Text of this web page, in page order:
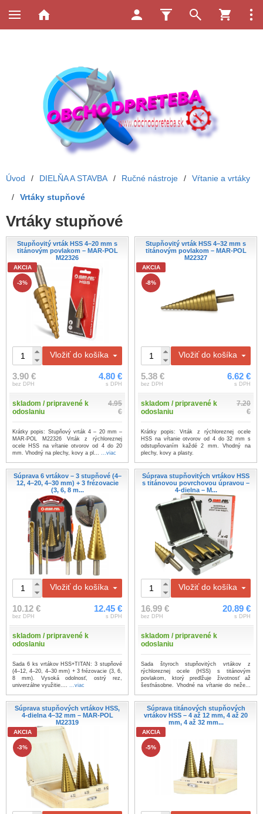
Úvod / DIELŇA A STAVBA / Ručné nástroje /
Vŕtanie a vrtáky
/
Vrtáky stupňové
Vrtáky stupňové
Stupňovitý vrták HSS 4–20 mm s
titánovým povlakom – MAR-POL
M22326
AKCIA
-3%
Vložiť do košíka
3.90 €
bez DPH
4.80 €
s DPH
skladom / pripravené k
odoslaniu
4.95
€
Krátky popis: Stupňový vrták 4 – 20 mm –
MAR-POL M22326 Vrták z rýchloreznej
ocele HSS na vŕtanie otvorov od 4 do 20
mm. Vhodný na plechy, kovy a pl... ...viac
Stupňovitý vrták HSS 4–32 mm s
titánovým povlakom – MAR-POL
M22327
AKCIA
-8%
Vložiť do košíka
5.38 €
bez DPH
6.62 €
s DPH
skladom / pripravené k
odoslaniu
7.20
€
Krátky popis: Vrták z rýchloreznej ocele
HSS na vŕtanie otvorov od 4 do 32 mm s
odstupňovaním každé 2 mm. Vhodný na
plechy, kovy a plasty.
Súprava 6 vrtákov – 3 stupňové (4–
12, 4–20, 4–30 mm) + 3 frézovacie
(3, 6, 8 m...
Vložiť do košíka
10.12 €
bez DPH
12.45 €
s DPH
skladom / pripravené k
odoslaniu
Sada 6 ks vrtákov HSS+TITAN: 3 stupňové
(4–12, 4–20, 4–30 mm) + 3 frézovacie (3, 6,
8 mm). Vysoká odolnosť, ostrý rez,
univerzálne využitie.... ...viac
Súprava stupňovitých vrtákov HSS
s titánovou povrchovou úpravou –
4-dielna – M...
Vložiť do košíka
16.99 €
bez DPH
20.89 €
s DPH
skladom / pripravené k
odoslaniu
Sada štyroch stupňovitých vrtákov z
rýchloreznej ocele (HSS) s titánovým
povlakom, ktorý predlžuje životnosť až
šesťnásobne. Vhodné na vŕtanie do neže...
Súprava stupňových vrtákov HSS,
4-dielna 4–32 mm – MAR-POL
M22319
AKCIA
-3%
Súprava titánových stupňových
vrtákov HSS – 4 až 12 mm, 4 až 20
mm, 4 až 32 mm...
AKCIA
-5%